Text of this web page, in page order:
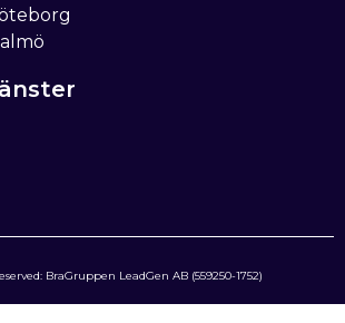
BraGruppen LeadGen AB (559250-1752)